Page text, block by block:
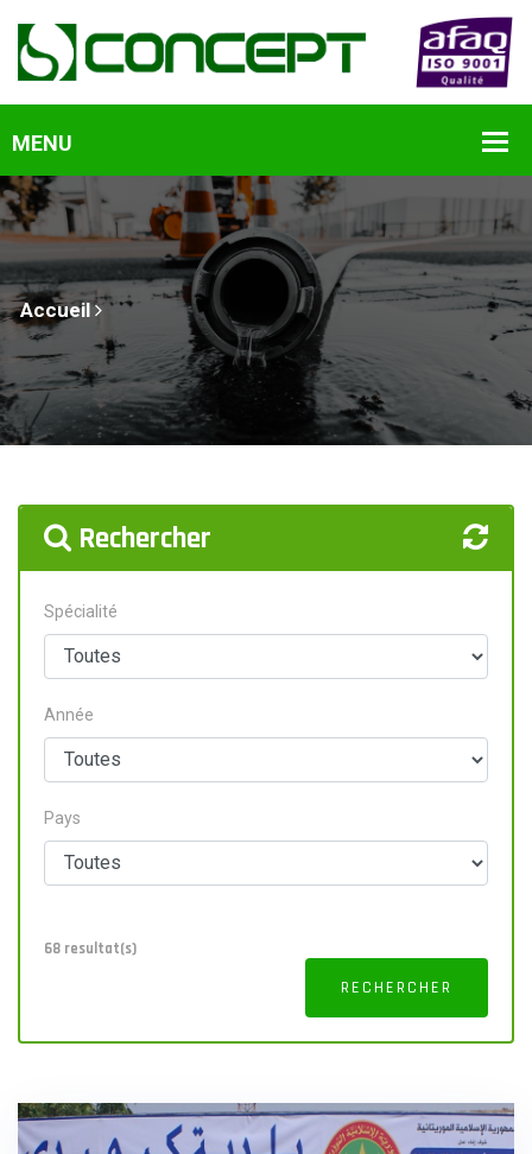
Accueil
Rechercher
Spécialité
Année
Pays
68 resultat(s)
RECHERCHER